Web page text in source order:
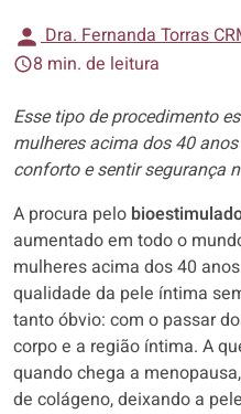
Dra. Fernanda Torras
8 min. de leitura
Esse tipo de procedimento
mulheres acima dos 40
conforto e sentir segurança
A procura pelo
aumentado em todo o
mulheres acima dos 40
qualidade da pele íntima
tanto óbvio: com o passar
corpo e a região íntima. A
quando chega a
de colágeno, deixando a